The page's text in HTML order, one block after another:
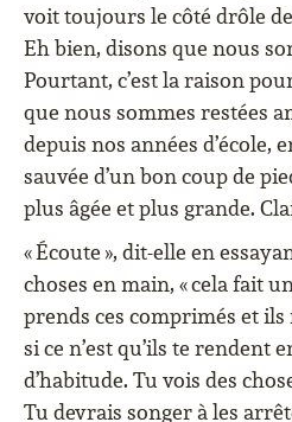
voit toujours le côté drôle
Eh bien, disons que nous
Pourtant, c’est la raison
que nous sommes restées
depuis nos années d’école,
sauvée d’un bon coup de
plus âgée et plus grande.
« Écoute », dit-elle en
choses en main, « cela fait
prends ces comprimés et
si ce n’est qu’ils te rendent
d’habitude. Tu vois des
Tu devrais songer à les